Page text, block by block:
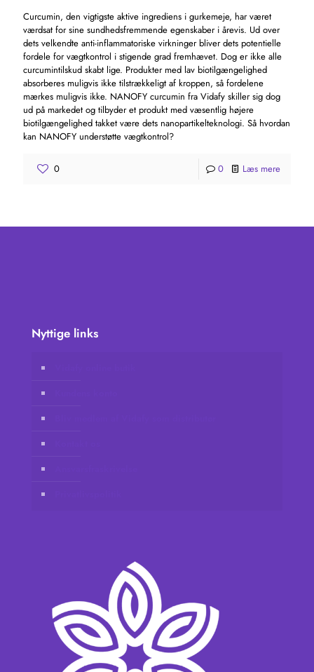
Curcumin, den vigtigste aktive ingrediens i gurkemeje, har været
værdsat for sine sundhedsfremmende egenskaber i årevis. Ud over
dets velkendte anti-inflammatoriske virkninger bliver dets potentielle
fordele for vægtkontrol i stigende grad fremhævet. Dog er ikke alle
curcumintilskud skabt lige. Produkter med lav biotilgængelighed
absorberes muligvis ikke tilstrækkeligt af kroppen, så fordelene
mærkes muligvis ikke. NANOFY curcumin fra Vidafy skiller sig dog
ud på markedet og tilbyder et produkt med væsentlig højere
biotilgængelighed takket være dets nanopartikelteknologi. Så hvordan
kan NANOFY understøtte vægtkontrol?
0 0 Læs mere
Nyttige links